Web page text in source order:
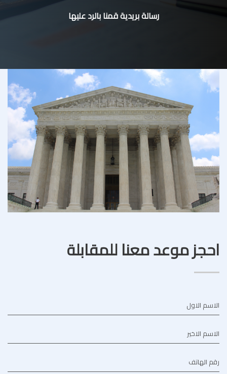
رسالة بريدية قمنا بالرد عليها
احجز موعد معنا للمقابلة
الاسم الاول
الاسم الاخير
رقم الهاتف